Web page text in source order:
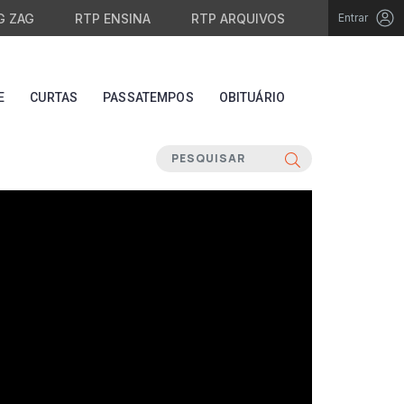
ZAG RTP ENSINA RTP ARQUIVOS Entrar
CURTAS PASSATEMPOS OBITUÁRIO